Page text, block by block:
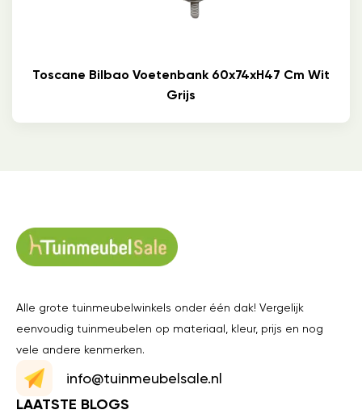
Toscane Bilbao Voetenbank 60x74xH47 Cm Wit
Grijs
Alle grote tuinmeubelwinkels onder één dak! Vergelijk
eenvoudig tuinmeubelen op materiaal, kleur, prijs en nog
vele andere kenmerken.
info@tuinmeubelsale.nl
LAATSTE BLOGS